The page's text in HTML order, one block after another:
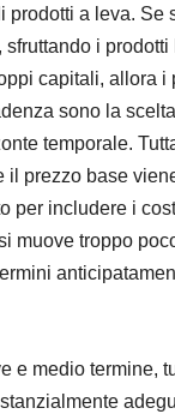
prodotti a leva. Se
sfruttando i
capitali, allora i
sono la
temporale.
il prezzo base
per includere i
muove troppo
e medio termine,